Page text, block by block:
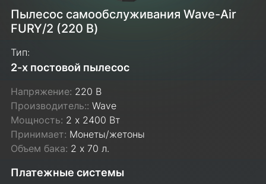
Пылесос самообслуживания Wave-Air
FURY/2 (220 В)
Тип:
2-х постовой пылесос
Напряжение: 220 В
Производитель::Wave
Мощность: 2 х 2400 Вт
Принимает: Монеты/жетоны
Объем бака: 2 х 70 л.
Платежные системы